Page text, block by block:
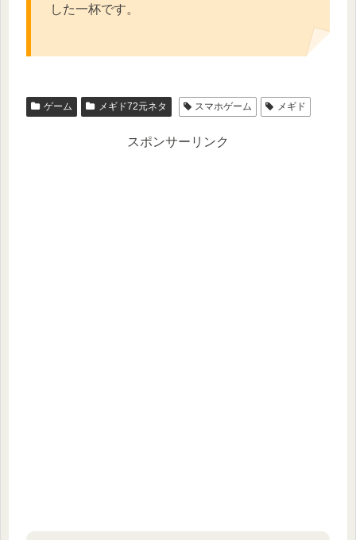
した一杯です。
ゲーム メギド72元ネタ スマホゲーム メギド
スポンサーリンク